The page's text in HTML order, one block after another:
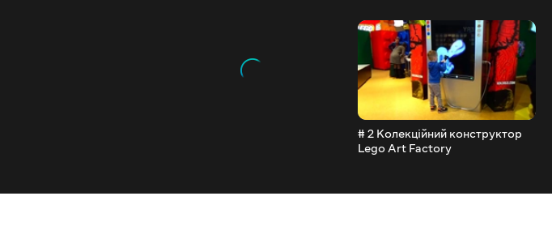
# 2 Колекційний конструктор
Lego Art Factory